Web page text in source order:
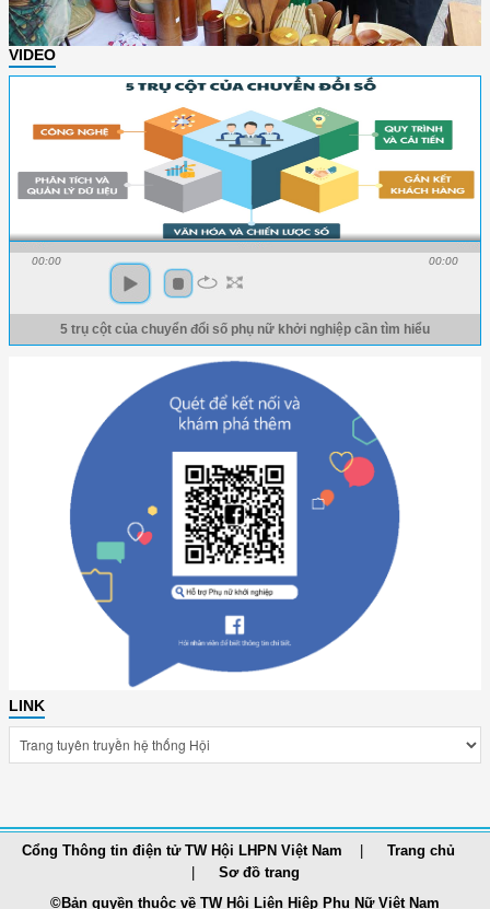
VIDEO
00:00 00:00
5 trụ cột của chuyển đổi số phụ nữ khởi nghiệp cần tìm hiểu
LINK
Cổng Thông tin điện tử TW Hội LHPN Việt Nam
Trang chủ
Sơ đồ trang
©Bản quyền thuộc về TW Hội Liên Hiệp Phụ Nữ Việt Nam